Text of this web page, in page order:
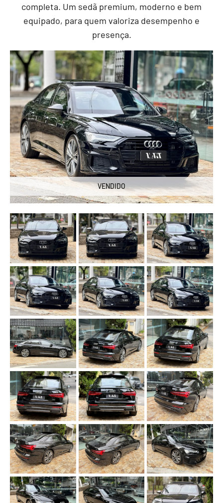
completa. Um sedã premium, moderno e bem
equipado, para quem valoriza desempenho e
presença.
VENDIDO